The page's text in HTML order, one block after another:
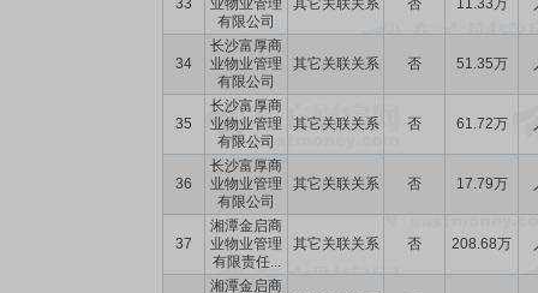
33
业物业管理
有限公司
其它关联关系 否 11.33万
34
长沙富厚商
业物业管理
有限公司
其它关联关系 否 51.35万
35
长沙富厚商
业物业管理
有限公司
其它关联关系 否 61.72万
36
长沙富厚商
业物业管理
有限公司
其它关联关系 否 17.79万
37
湘潭金启商
业物业管理
有限责任...
其它关联关系 否 208.68万
湘潭金启商